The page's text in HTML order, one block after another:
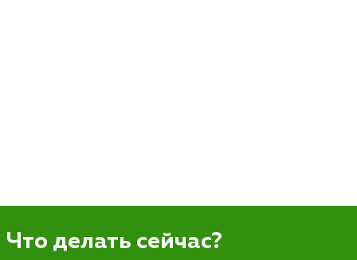
Что делать сейчас?